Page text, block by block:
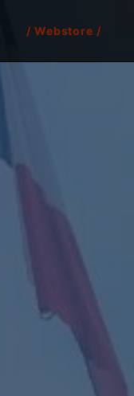
/ Webstore /